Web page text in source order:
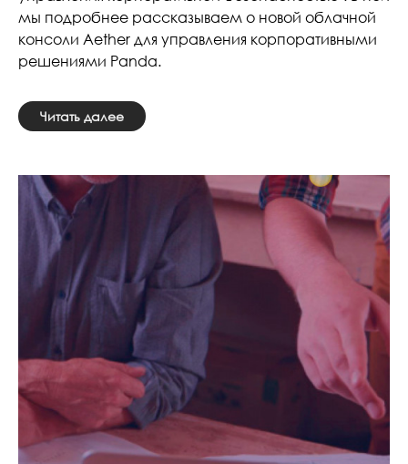
мы подробнее рассказываем о новой облачной
консоли Aether для управления корпоративными
решениями Panda.
Читать далее